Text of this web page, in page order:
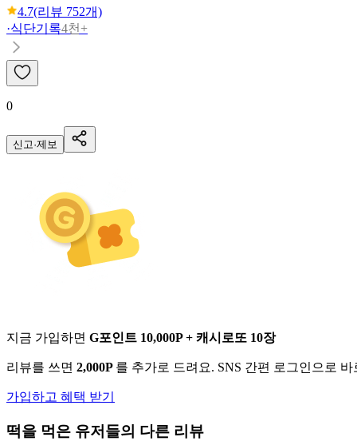
4.7(리뷰 752개)
·식단기록4천+
0
신고·제보
지금 가입하면 G포인트 10,000P + 캐시로또 10장
리뷰를 쓰면 2,000P 를 추가로 드려요. SNS 간편 로그인으로
가입하고 혜택 받기
떡을 먹은 유저들의 다른 리뷰